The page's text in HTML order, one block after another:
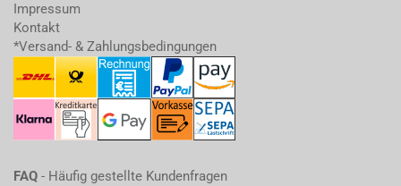
Impressum
Kontakt
*Versand- & Zahlungsbedingungen
FAQ - Häufig gestellte Kundenfragen